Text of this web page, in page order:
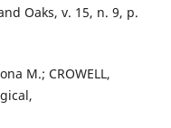
Oaks, v. 15, n. 9, p.
M.; CROWELL,